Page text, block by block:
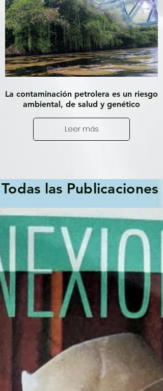
La contaminación petrolera es un riesgo
ambiental, de salud y genético
Leer más
Todas las Publicaciones